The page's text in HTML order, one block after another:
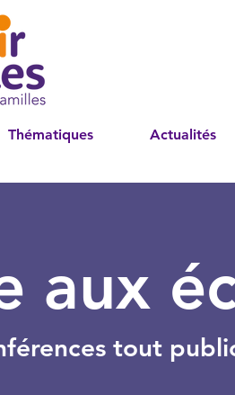
Thématiques Actualités
aux
tout